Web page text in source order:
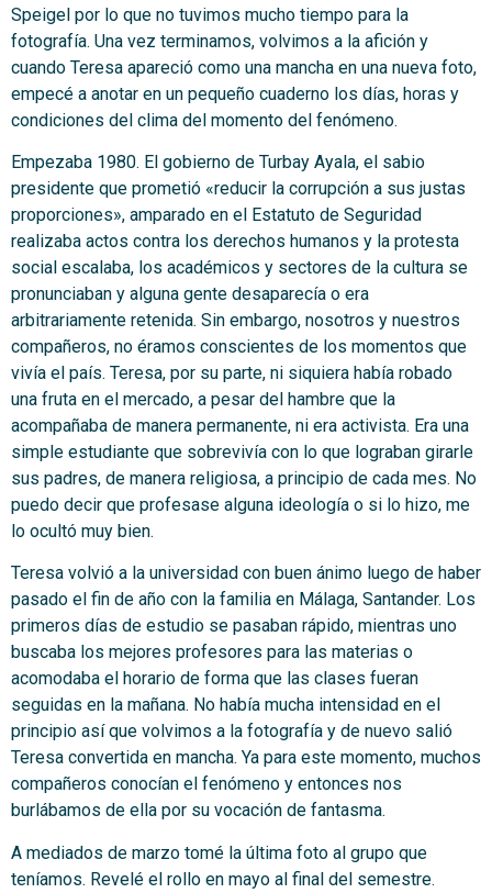
Speigel por lo que no tuvimos mucho tiempo para la
fotografía. Una vez terminamos, volvimos a la afición y
cuando Teresa apareció como una mancha en una nueva foto,
empecé a anotar en un pequeño cuaderno los días, horas y
condiciones del clima del momento del fenómeno.
Empezaba 1980. El gobierno de Turbay Ayala, el sabio
presidente que prometió «reducir la corrupción a sus justas
proporciones», amparado en el Estatuto de Seguridad
realizaba actos contra los derechos humanos y la protesta
social escalaba, los académicos y sectores de la cultura se
pronunciaban y alguna gente desaparecía o era
arbitrariamente retenida. Sin embargo, nosotros y nuestros
compañeros, no éramos conscientes de los momentos que
vivía el país. Teresa, por su parte, ni siquiera había robado
una fruta en el mercado, a pesar del hambre que la
acompañaba de manera permanente, ni era activista. Era una
simple estudiante que sobrevivía con lo que lograban girarle
sus padres, de manera religiosa, a principio de cada mes. No
puedo decir que profesase alguna ideología o si lo hizo, me
lo ocultó muy bien.
Teresa volvió a la universidad con buen ánimo luego de haber
pasado el fin de año con la familia en Málaga, Santander. Los
primeros días de estudio se pasaban rápido, mientras uno
buscaba los mejores profesores para las materias o
acomodaba el horario de forma que las clases fueran
seguidas en la mañana. No había mucha intensidad en el
principio así que volvimos a la fotografía y de nuevo salió
Teresa convertida en mancha. Ya para este momento, muchos
compañeros conocían el fenómeno y entonces nos
burlábamos de ella por su vocación de fantasma.
A mediados de marzo tomé la última foto al grupo que
teníamos. Revelé el rollo en mayo al final del semestre.